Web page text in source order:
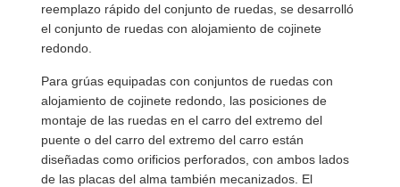
reemplazo rápido del conjunto de ruedas, se desarrolló
el conjunto de ruedas con alojamiento de cojinete
redondo.
Para grúas equipadas con conjuntos de ruedas con
alojamiento de cojinete redondo, las posiciones de
montaje de las ruedas en el carro del extremo del
puente o del carro del extremo del carro están
diseñadas como orificios perforados, con ambos lados
de las placas del alma también mecanizados. El